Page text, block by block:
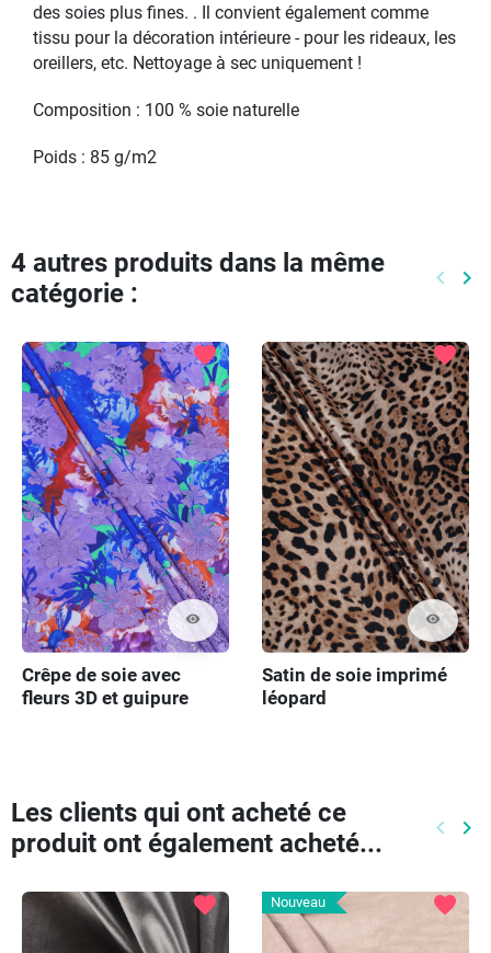
des soies plus fines. . Il convient également comme
tissu pour la décoration intérieure - pour les rideaux, les
oreillers, etc. Nettoyage à sec uniquement !
Composition : 100 % soie naturelle
Poids : 85 g/m2
4 autres produits dans la même
catégorie :
keyboard_arrow_left keyboard_arrow_right
visibility
favorite
Crêpe de soie avec
fleurs 3D et guipure
visibility
favorite
Satin de soie imprimé
léopard
Les clients qui ont acheté ce
produit ont également acheté...
keyboard_arrow_left keyboard_arrow_right
favorite Nouveau favorite